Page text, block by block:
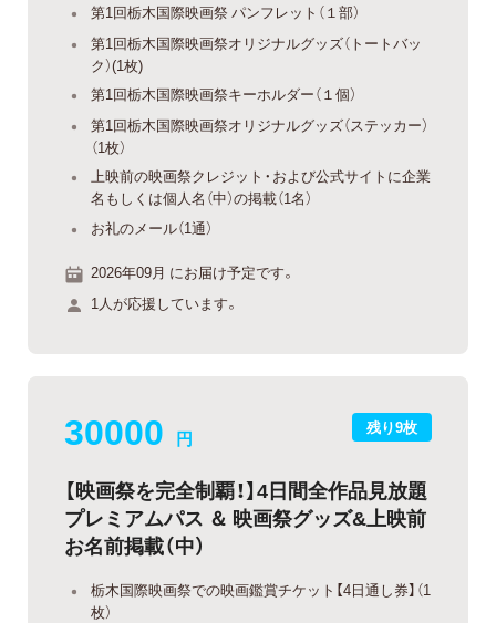
第1回栃木国際映画祭 パンフレット（１部）
第1回栃木国際映画祭オリジナルグッズ（トートバッ
ク）(1枚)
第1回栃木国際映画祭キーホルダー（１個）
第1回栃木国際映画祭オリジナルグッズ（ステッカー）
（1枚）
上映前の映画祭クレジット・および公式サイトに企業
名もしくは個人名（中）の掲載（1名）
お礼のメール（1通）
2026年09月 にお届け予定です。
1人が応援しています。
残り9枚
30000 円
【映画祭を完全制覇！】4日間全作品見放題
プレミアムパス ＆ 映画祭グッズ&上映前
お名前掲載（中）
栃木国際映画祭での映画鑑賞チケット【4日通し券】（1
枚）